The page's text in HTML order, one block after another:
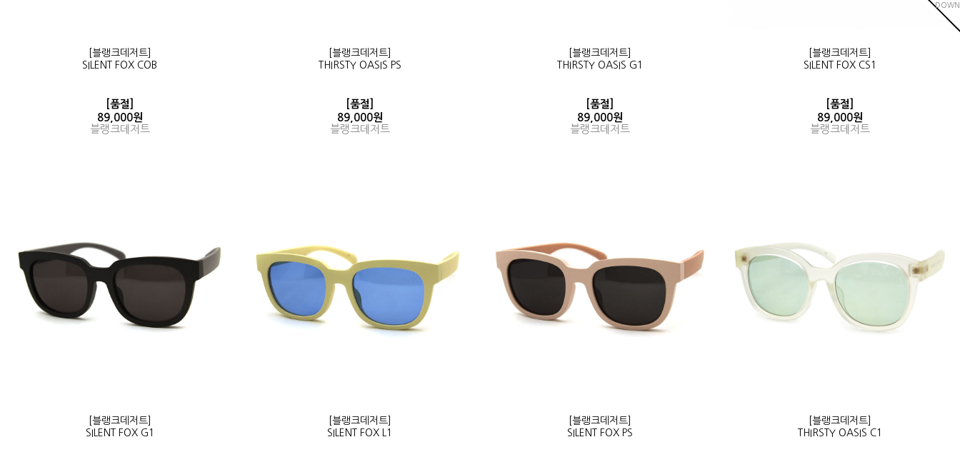
DOWN
[블랭크데저트]
SILENT FOX COB
[품절]
89,000원
블랭크데저트
[블랭크데저트]
THIRSTY OASIS PS
[품절]
89,000원
블랭크데저트
[블랭크데저트]
THIRSTY OASIS G1
[품절]
89,000원
블랭크데저트
[블랭크데저트]
SILENT FOX CS1
[품절]
89,000원
블랭크데저트
[블랭크데저트]
SILENT FOX G1
[블랭크데저트]
SILENT FOX L1
[블랭크데저트]
SILENT FOX PS
[블랭크데저트]
THIRSTY OASIS C1